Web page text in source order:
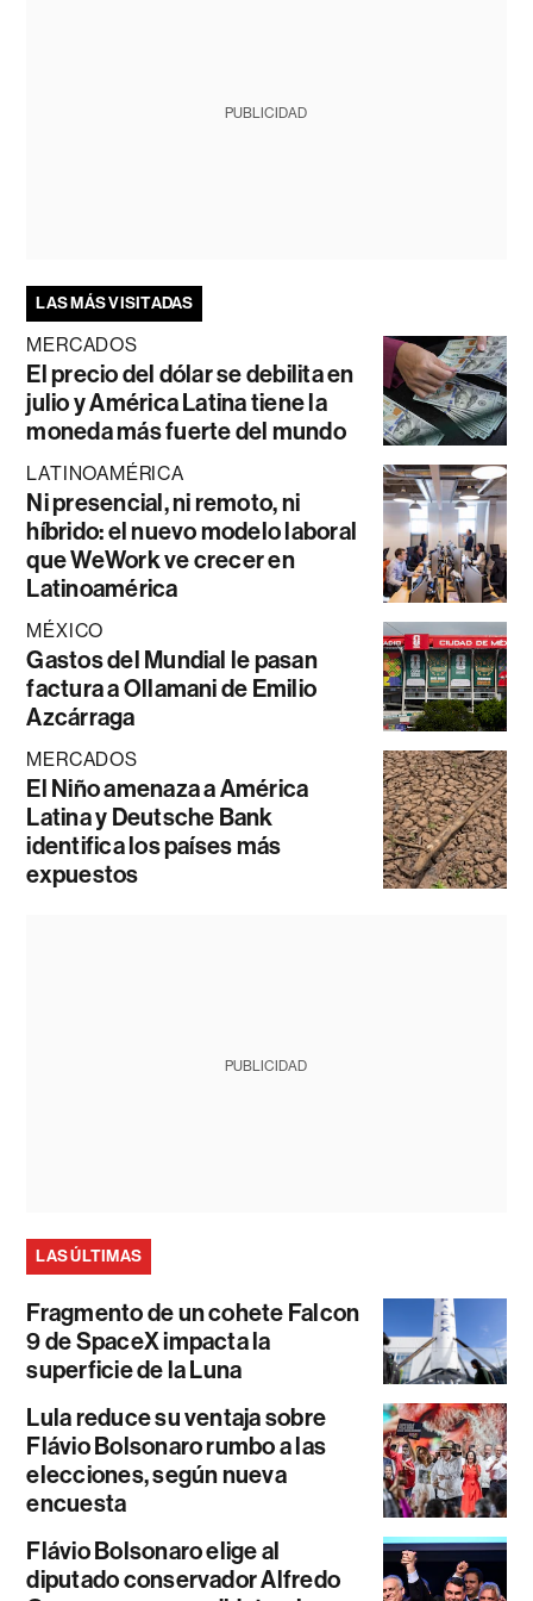
PUBLICIDAD
LAS MÁS VISITADAS
MERCADOS
El precio del dólar se debilita en
julio y América Latina tiene la
moneda más fuerte del mundo
LATINOAMÉRICA
Ni presencial, ni remoto, ni
híbrido: el nuevo modelo laboral
que WeWork ve crecer en
Latinoamérica
MÉXICO
Gastos del Mundial le pasan
factura a Ollamani de Emilio
Azcárraga
MERCADOS
El Niño amenaza a América
Latina y Deutsche Bank
identifica los países más
expuestos
PUBLICIDAD
LAS ÚLTIMAS
Fragmento de un cohete Falcon
9 de SpaceX impacta la
superficie de la Luna
Lula reduce su ventaja sobre
Flávio Bolsonaro rumbo a las
elecciones, según nueva
encuesta
Flávio Bolsonaro elige al
diputado conservador Alfredo